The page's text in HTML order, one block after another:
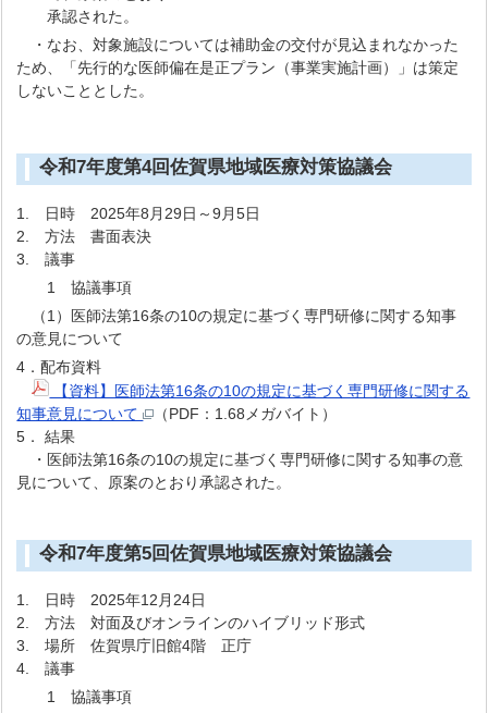
承認された。
・なお、対象施設については補助金の交付が見込まれなかった
ため、「先行的な医師偏在是正プラン（事業実施計画）」は策定
しないこととした。
令和7年度第4回佐賀県地域医療対策協議会
1. 日時 2025年8月29日～9月5日
2. 方法 書面表決
3. 議事
1 協議事項
（1）医師法第16条の10の規定に基づく専門研修に関する知事
の意見について
4．配布資料
【資料】医師法第16条の10の規定に基づく専門研修に関する
知事意見について
（PDF：1.68メガバイト）
5． 結果
・医師法第16条の10の規定に基づく専門研修に関する知事の意
見について、原案のとおり承認された。
令和7年度第5回佐賀県地域医療対策協議会
1. 日時 2025年12月24日
2. 方法 対面及びオンラインのハイブリッド形式
3. 場所 佐賀県庁旧館4階 正庁
4. 議事
1 協議事項